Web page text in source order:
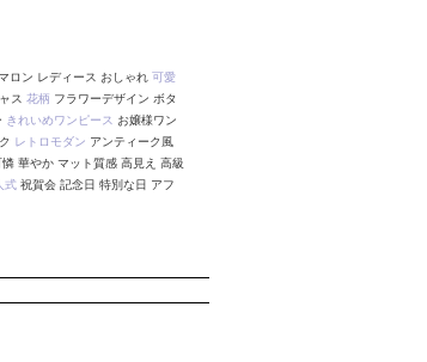
ロン レディース おしゃれ 可愛
ス 花柄 フラワーデザイン ボタ
きれいめワンピース お嬢様ワン
レトロモダン アンティーク風
憐 華やか マット質感 高見え 高級
式祝賀会 記念日 特別な日 アフ